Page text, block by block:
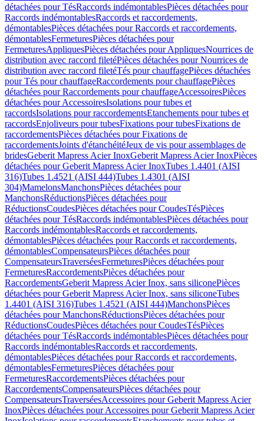
détachées pour TésRaccords indémontablesPièces détachées pour
Raccords indémontablesRaccords et raccordements,
démontablesPièces détachées pour Raccords et raccordements,
démontablesFermeturesPièces détachées pour
FermeturesAppliquesPièces détachées pour AppliquesNourrices de
distribution avec raccord filetéPièces détachées pour Nourrices de
distribution avec raccord filetéTés pour chauffagePièces détachées
pour Tés pour chauffageRaccordements pour chauffagePièces
détachées pour Raccordements pour chauffageAccessoiresPièces
détachées pour AccessoiresIsolations pour tubes et
raccordsIsolations pour raccordementsEtanchements pour tubes et
raccordsEnjoliveurs pour tubesFixations pour tubesFixations de
raccordementsPièces détachées pour Fixations de
raccordementsJoints d'étanchéitéJeux de vis pour assemblages de
bridesGeberit Mapress Acier InoxGeberit Mapress Acier InoxPièces
détachées pour Geberit Mapress Acier InoxTubes 1.4401 (AISI
316)Tubes 1.4521 (AISI 444)Tubes 1.4301 (AISI
304)MamelonsManchonsPièces détachées pour
ManchonsRéductionsPièces détachées pour
RéductionsCoudesPièces détachées pour CoudesTésPièces
détachées pour TésRaccords indémontablesPièces détachées pour
Raccords indémontablesRaccords et raccordements,
démontablesPièces détachées pour Raccords et raccordements,
démontablesCompensateursPièces détachées pour
CompensateursTraverséesFermeturesPièces détachées pour
FermeturesRaccordementsPièces détachées pour
RaccordementsGeberit Mapress Acier Inox, sans siliconePièces
détachées pour Geberit Mapress Acier Inox, sans siliconeTubes
1.4401 (AISI 316)Tubes 1.4521 (AISI 444)ManchonsPièces
détachées pour ManchonsRéductionsPièces détachées pour
RéductionsCoudesPièces détachées pour CoudesTésPièces
détachées pour TésRaccords indémontablesPièces détachées pour
Raccords indémontablesRaccords et raccordements,
démontablesPièces détachées pour Raccords et raccordements,
démontablesFermeturesPièces détachées pour
FermeturesRaccordementsPièces détachées pour
RaccordementsCompensateursPièces détachées pour
CompensateursTraverséesAccessoires pour Geberit Mapress Acier
InoxPièces détachées pour Accessoires pour Geberit Mapress Acier